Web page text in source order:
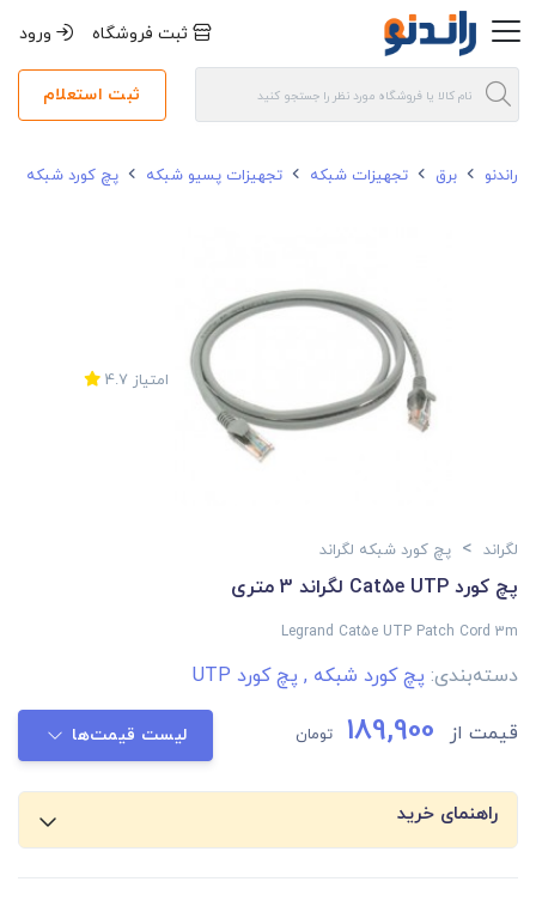
ثبت فروشگاه ورود
ثبت استعلام
راندنو برق تجهیزات شبکه تجهیزات پسیو شبکه پچ کورد شبکه
امتیاز 4.7
لگراند > پچ کورد شبکه لگراند
پچ کورد Cat5e UTP لگراند 3 متری
Legrand Cat5e UTP Patch Cord 3m
دسته‌بندی: پچ کورد شبکه , پچ کورد UTP
قیمت از 189,900 تومان لیست قیمت‌ها
راهنمای خرید